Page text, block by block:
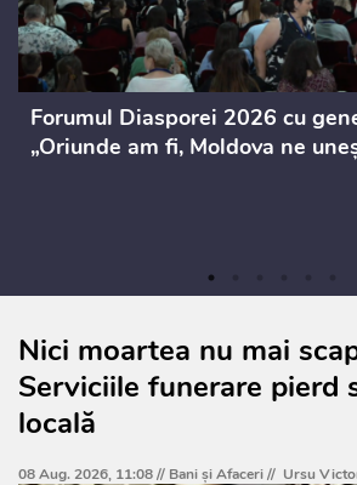
Forumul Diasporei 2026 cu
„Oriunde am fi, Moldova ne
Nici moartea nu mai
Serviciile funerare pierd
locală
08 Aug. 2026, 11:08 // Bani și Afaceri// Ursu